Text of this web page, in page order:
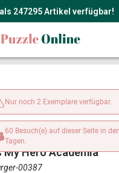
247295 Artikel verfügbar!
Kinder
My Hero Academia
00387
Nur noch 2 Exemplare verfügbar.
60 Besuch(e) auf dieser Seite in
Tagen.